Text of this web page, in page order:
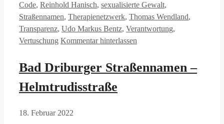
Code, Reinhold Hanisch, sexualisierte Gewalt,
Straßennamen, Therapienetzwerk, Thomas Wendland,
Transparenz, Udo Markus Bentz, Verantwortung,
Vertuschung Kommentar hinterlassen
Bad Driburger Straßennamen –
Helmtrudisstraße
18. Februar 2022